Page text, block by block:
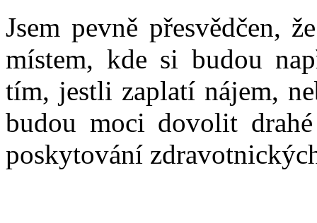
Jsem pevně přesvědčen,
místem, kde si budou
tím, jestli zaplatí nájem,
budou moci dovolit
poskytování